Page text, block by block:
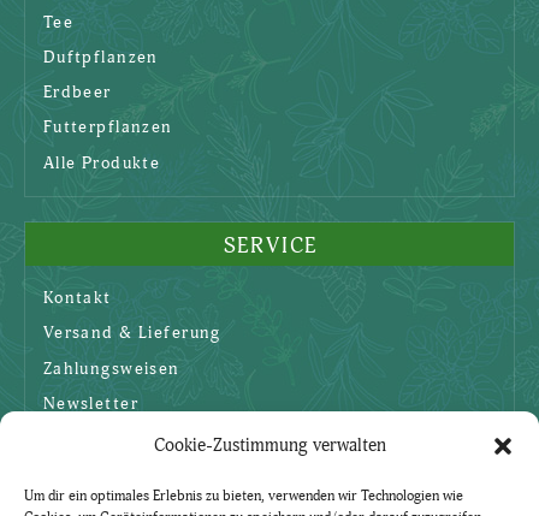
Cookie-Zustimmung verwalten
Um dir ein optimales Erlebnis zu bieten, verwenden wir Technologien wie
Tee
Duftpflanzen
Erdbeer
Futterpflanzen
Alle Produkte
SERVICE
Kontakt
Versand & Lieferung
Zahlungsweisen
Newsletter
SICHERHEIT